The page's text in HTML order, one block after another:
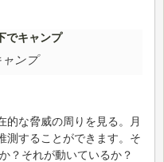
ャンプ
的な脅威の周りを見る。月
測することができます。そ
？それが動いているか？